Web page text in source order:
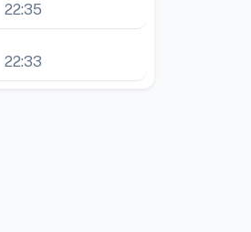
22:35
22:33